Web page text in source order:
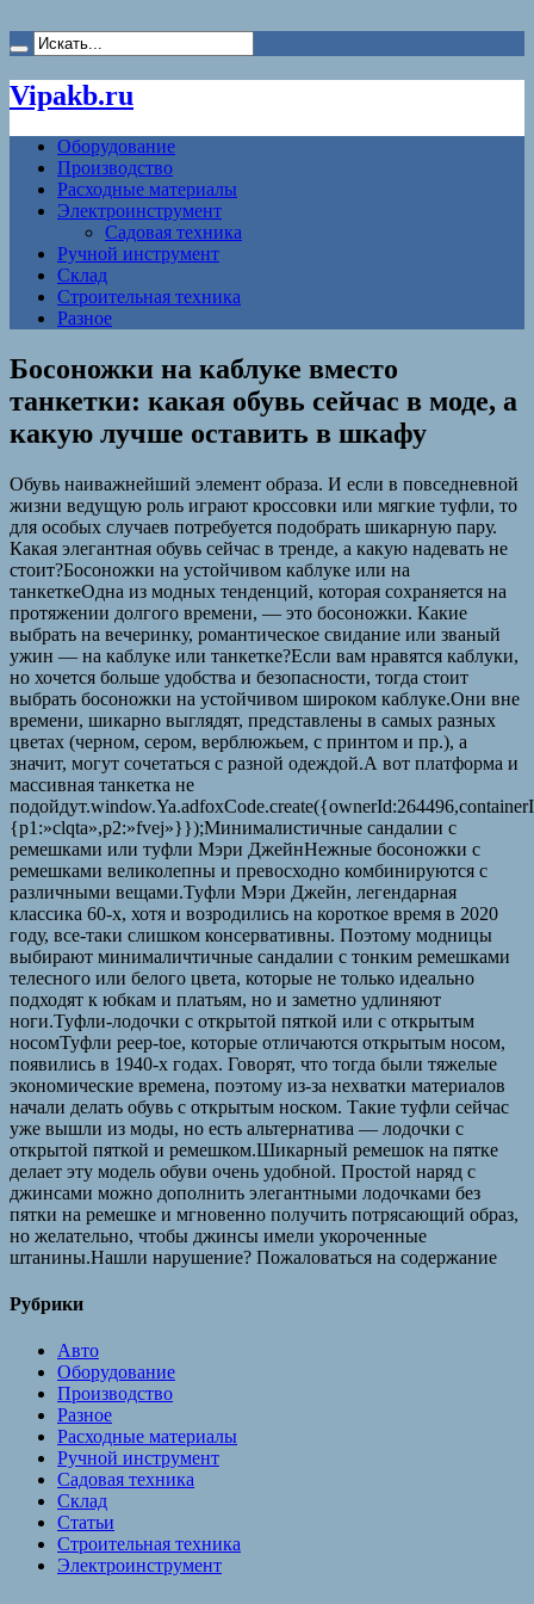
Vipakb.ru
Оборудование
Производство
Расходные материалы
Электроинструмент
Садовая техника
Ручной инструмент
Склад
Строительная техника
Разное
Босоножки на каблуке вместо
танкетки: какая обувь сейчас в моде, а
какую лучше оставить в шкафу
Обувь наиважнейший элемент образа. И если в повседневной
жизни ведущую роль играют кроссовки или мягкие туфли, то
для особых случаев потребуется подобрать шикарную пару.
Какая элегантная обувь сейчас в тренде, а какую надевать не
стоит?Босоножки на устойчивом каблуке или на
танкеткеОдна из модных тенденций, которая сохраняется на
протяжении долгого времени, — это босоножки. Какие
выбрать на вечеринку, романтическое свидание или званый
ужин — на каблуке или танкетке?Если вам нравятся каблуки,
но хочется больше удобства и безопасности, тогда стоит
выбрать босоножки на устойчивом широком каблуке.Они вне
времени, шикарно выглядят, представлены в самых разных
цветах (черном, сером, верблюжьем, с принтом и пр.), а
значит, могут сочетаться с разной одеждой.А вот платформа и
массивная танкетка не
{p1:»clqta»,p2:»fvej»}});Минималистичные сандалии с
ремешками или туфли Мэри ДжейнНежные босоножки с
ремешками великолепны и превосходно комбинируются с
различными вещами.Туфли Мэри Джейн, легендарная
классика 60-х, хотя и возродились на короткое время в 2020
году, все-таки слишком консервативны. Поэтому модницы
выбирают минималичтичные сандалии с тонким ремешками
телесного или белого цвета, которые не только идеально
подходят к юбкам и платьям, но и заметно удлиняют
ноги.Туфли-лодочки с открытой пяткой или с открытым
носомТуфли peep-toe, которые отличаются открытым носом,
появились в 1940-х годах. Говорят, что тогда были тяжелые
экономические времена, поэтому из-за нехватки материалов
начали делать обувь с открытым носком. Такие туфли сейчас
уже вышли из моды, но есть альтернатива — лодочки с
открытой пяткой и ремешком.Шикарный ремешок на пятке
делает эту модель обуви очень удобной. Простой наряд с
джинсами можно дополнить элегантными лодочками без
пятки на ремешке и мгновенно получить потрясающий образ,
но желательно, чтобы джинсы имели укороченные
штанины.Нашли нарушение? Пожаловаться на содержание
Рубрики
Авто
Оборудование
Производство
Разное
Расходные материалы
Ручной инструмент
Садовая техника
Склад
Статьи
Строительная техника
Электроинструмент